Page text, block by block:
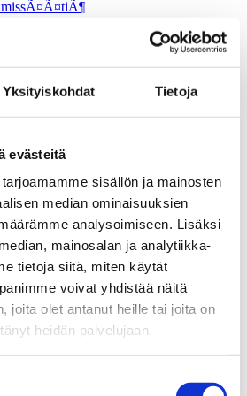
Yksityiskohdat Tietoja
evästeitä
sisällön ja mainosten
median ominaisuuksien
analysoimiseen. Lisäksi
mainosalan ja analytiikka-
tietoja siitä, miten käytät
voivat yhdistää näitä
joita olet antanut heille tai joita on
heidän palvelujaan.
vuodessa ja lähetämme lehden
s-postitse. Tervetuloa oivaltavaan
ja hyväksyn tietojeni käsittelyn